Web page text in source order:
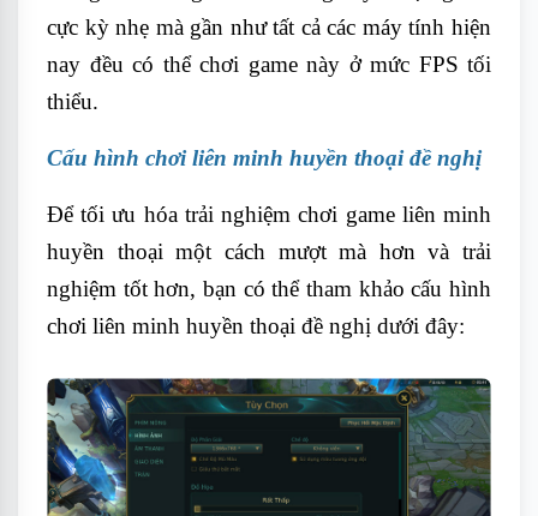
cực kỳ nhẹ mà gần như tất cả các máy tính hiện
nay đều có thể chơi game này ở mức FPS tối
thiểu.
Cấu hình chơi liên minh huyền thoại đề nghị
Để tối ưu hóa trải nghiệm chơi game liên minh
huyền thoại một cách mượt mà hơn và trải
nghiệm tốt hơn, bạn có thể tham khảo cấu hình
chơi liên minh huyền thoại đề nghị dưới đây: